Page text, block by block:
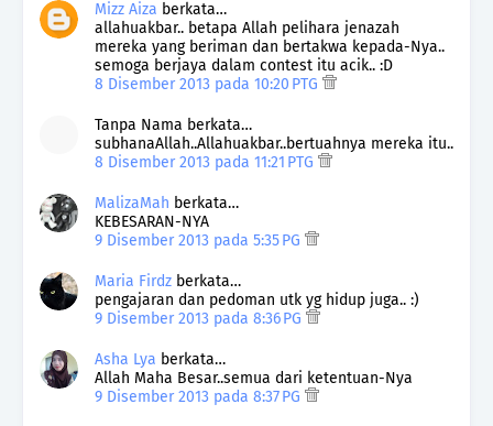
Mizz Aiza berkata…
allahuakbar.. betapa Allah pelihara jenazah
mereka yang beriman dan bertakwa kepada-Nya..
semoga berjaya dalam contest itu acik.. :D
8 Disember 2013 pada 10:20 PTG
Tanpa Nama berkata…
subhanaAllah..Allahuakbar..bertuahnya mereka itu..
8 Disember 2013 pada 11:21 PTG
MalizaMah berkata…
KEBESARAN-NYA
9 Disember 2013 pada 5:35 PG
Maria Firdz berkata…
pengajaran dan pedoman utk yg hidup juga.. :)
9 Disember 2013 pada 8:36 PG
Asha Lya berkata…
Allah Maha Besar..semua dari ketentuan-Nya
9 Disember 2013 pada 8:37 PG